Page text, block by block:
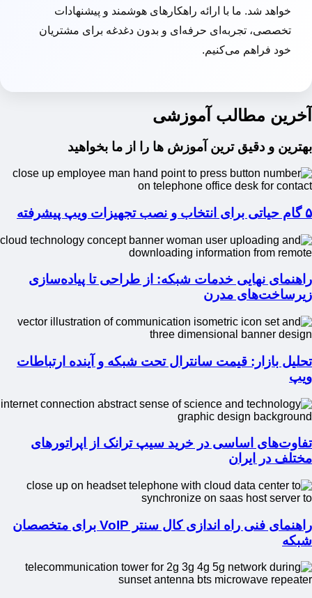
خواهد شد. ما با ارائه راهکارهای هوشمند و پیشنهادات
تخصصی، تجربه‌ای حرفه‌ای و بدون دغدغه برای مشتریان
خود فراهم می‌کنیم.
آخرین مطالب آموزشی
بهترین و دقیق ترین آموزش ها را از ما بخواهید
۵ گام حیاتی برای انتخاب و نصب تجهیزات ویپ پیشرفته
راهنمای نهایی خدمات شبکه: از طراحی تا پیاده‌سازی
زیرساخت‌های مدرن
تحلیل بازار: قیمت سانترال تحت شبکه و آینده ارتباطات
ویپ
تفاوت‌های اساسی در خرید سیپ ترانک از اپراتورهای
مختلف در ایران
راهنمای فنی راه اندازی کال سنتر VoIP برای متخصصان
شبکه